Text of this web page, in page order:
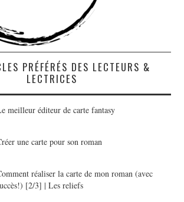
PRÉFÉRÉS DES LECTEURS &
LECTRICES
meilleur éditeur de carte fantasy
une carte pour son roman
réaliser la carte de mon roman (avec
[2/3] | Les reliefs